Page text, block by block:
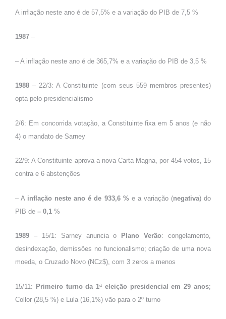
A inflação neste ano é de 57,5% e a variação do PIB de 7,5 %
1987 –
– A inflação neste ano é de 365,7% e a variação do PIB de 3,5 %
1988 – 22/3: A Constituinte (com seus 559 membros presentes)
opta pelo presidencialismo
2/6: Em concorrida votação, a Constituinte fixa em 5 anos (e não
4) o mandato de Sarney
22/9: A Constituinte aprova a nova Carta Magna, por 454 votos, 15
contra e 6 abstenções
– A inflação neste ano é de 933,6 % e a variação (negativa) do
PIB de – 0,1 %
1989 – 15/1: Sarney anuncia o Plano Verão: congelamento,
desindexação, demissões no funcionalismo; criação de uma nova
moeda, o Cruzado Novo (NCz$), com 3 zeros a menos
15/11: Primeiro turno da 1ª eleição presidencial em 29 anos;
Collor (28,5 %) e Lula (16,1%) vão para o 2º turno